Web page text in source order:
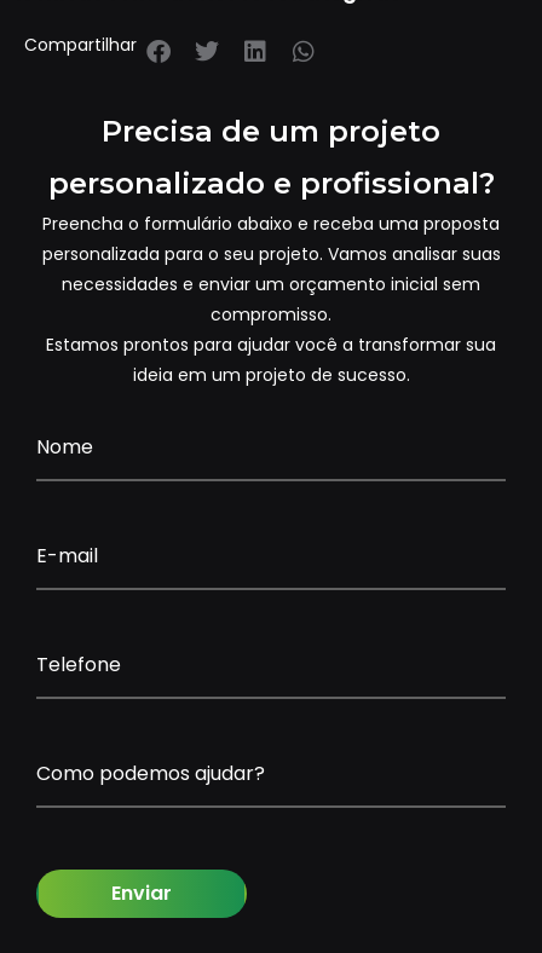
Compartilhar
Precisa de um projeto
personalizado e profissional?
Preencha o formulário abaixo e receba uma proposta
personalizada para o seu projeto. Vamos analisar suas
necessidades e enviar um orçamento inicial sem
compromisso.
Estamos prontos para ajudar você a transformar sua
ideia em um projeto de sucesso.
Nome
E-mail
Telefone
Como podemos ajudar?
Enviar